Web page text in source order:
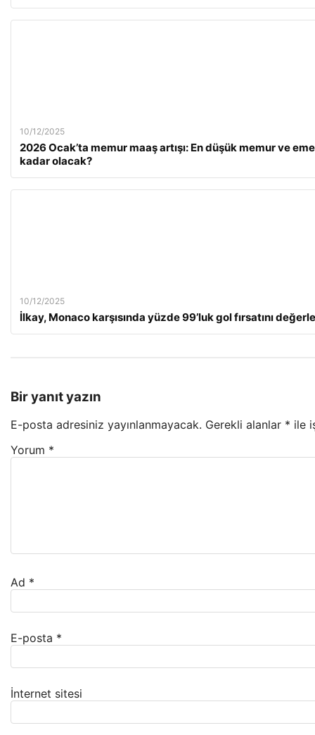
10/12/2025
2026 Ocak’ta memur maaş artışı: En düşük memur ve
kadar olacak?
10/12/2025
İlkay, Monaco karşısında yüzde 99’luk gol fırsatını
Bir yanıt yazın
E-posta adresiniz yayınlanmayacak. Gerekli alanlar * ile
Yorum *
Ad *
E-posta *
İnternet sitesi